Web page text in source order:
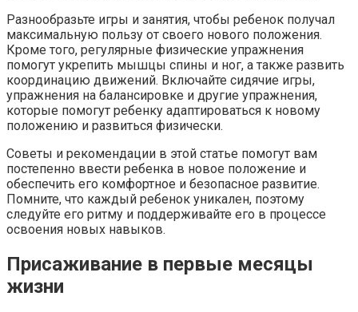
Разнообразьте игры и занятия, чтобы ребенок получал
максимальную пользу от своего нового положения.
Кроме того, регулярные физические упражнения
помогут укрепить мышцы спины и ног, а также развить
координацию движений. Включайте сидячие игры,
упражнения на балансировке и другие упражнения,
которые помогут ребенку адаптироваться к новому
положению и развиться физически.
Советы и рекомендации в этой статье помогут вам
постепенно ввести ребенка в новое положение и
обеспечить его комфортное и безопасное развитие.
Помните, что каждый ребенок уникален, поэтому
следуйте его ритму и поддерживайте его в процессе
освоения новых навыков.
Присаживание в первые месяцы
жизни